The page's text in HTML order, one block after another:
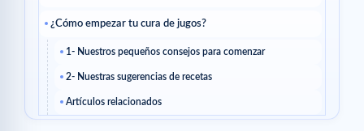
¿Cómo empezar tu cura de jugos?
1- Nuestros pequeños consejos para comenzar
2- Nuestras sugerencias de recetas
Artículos relacionados